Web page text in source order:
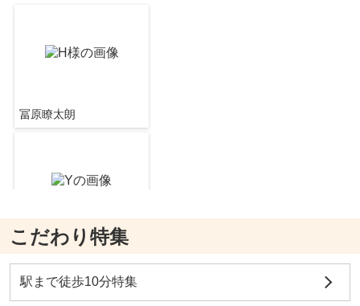
約520m／7分
カントリー青葉ハイツ
4.9万 円 / 1K
冨原瞭太朗
冨原瞭太朗
こだわり特集
駅まで徒歩10分特集